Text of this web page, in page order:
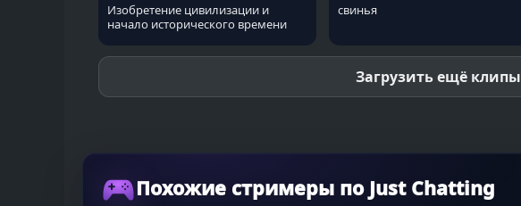
Изобретение цивилизации и
начало исторического времени
свинья
Загрузить ещё клипы
Похожие стримеры по Just Chatting